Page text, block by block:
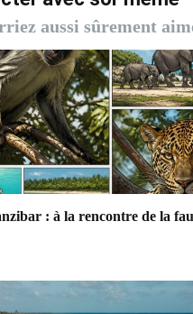
aussi sûrement
: à la rencontre de la